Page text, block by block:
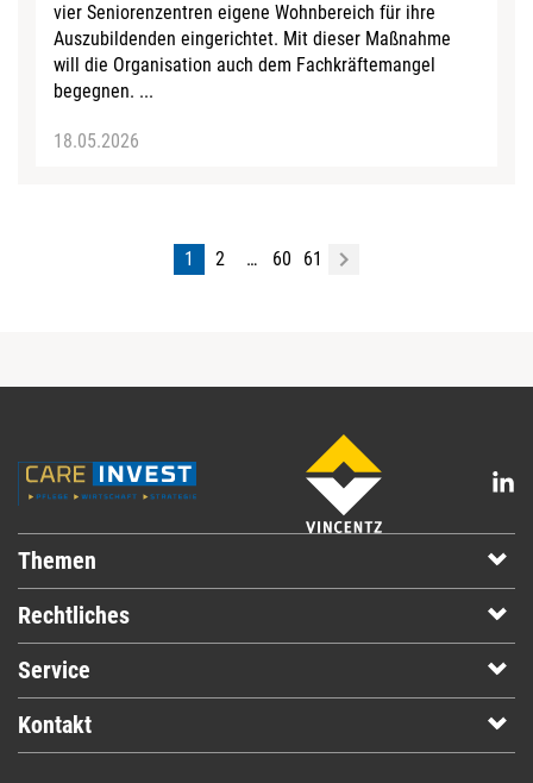
vier Seniorenzentren eigene Wohnbereich für ihre
Auszubildenden eingerichtet. Mit dieser Maßnahme
will die Organisation auch dem Fachkräftemangel
begegnen. ...
18.05.2026
1 2 … 60 61
Themen
Rechtliches
Service
Kontakt